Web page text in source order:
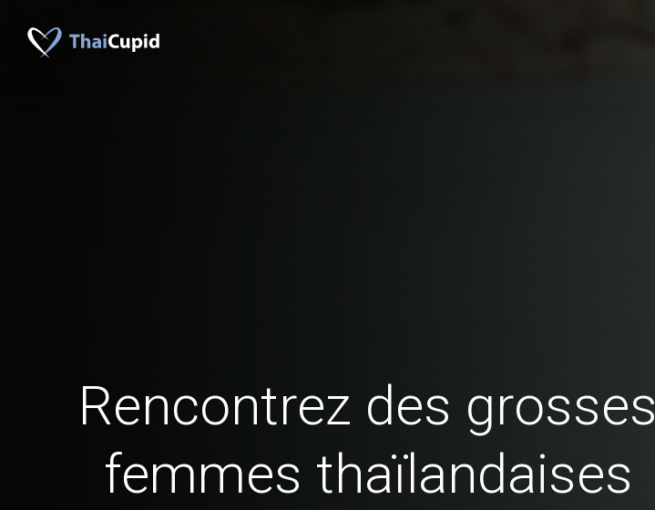
Rencontrez des grosses
femmes thaïlandaises